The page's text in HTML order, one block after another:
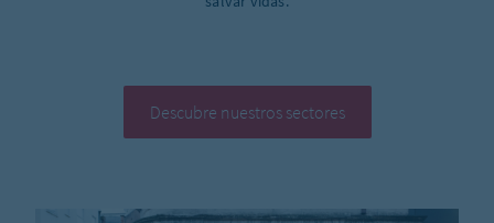
Descubre nuestros sectores